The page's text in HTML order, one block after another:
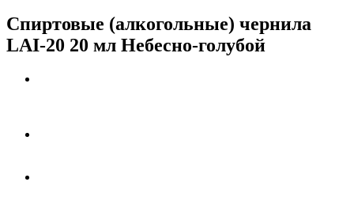
Спиртовые (алкогольные) чернила
LAI-20 20 мл Небесно-голубой